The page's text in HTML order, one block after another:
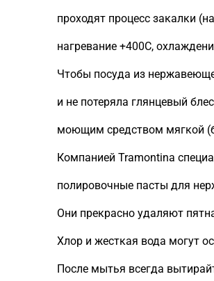
проходят процесс закалки
нагревание +400C,
Чтобы посуда из
и не потеряла глянцевый
моющим средством мягкой
Компанией Tramontina
полировочные пасты для
Они прекрасно удаляют
Хлор и жесткая вода могут
После мытья всегда